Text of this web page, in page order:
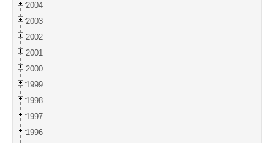
2004
2003
2002
2001
2000
1999
1998
1997
1996